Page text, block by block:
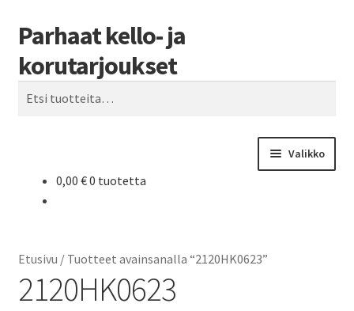
Siirry
navigointiin
Siirry
sisältöön
Parhaat kello- ja
korutarjoukset
Haku
Valikko
0,00 €0 tuotetta
Etusivu / Tuotteet avainsanalla “2120HK0623”
2120HK0623